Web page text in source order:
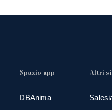
Spazio app
DBAnima
Altri